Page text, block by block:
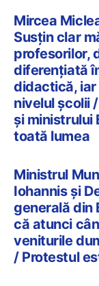
Mircea
Susțin clar
profesorilor,
diferențiată
didactică, iar
nivelul școlii
și ministrului
toată lumea
Ministrul
Iohannis și
generală din
că atunci
veniturile
/ Protestul